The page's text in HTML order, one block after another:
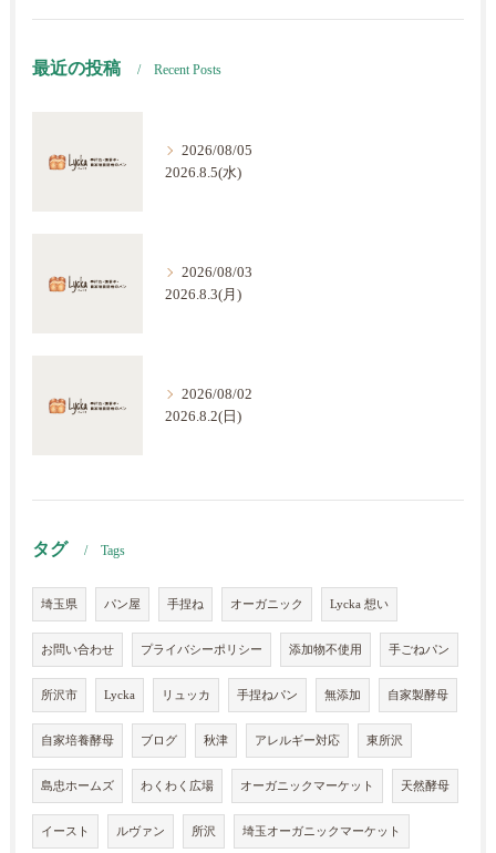
最近の投稿 Recent Posts
2026/08/05
2026.8.5(水)
2026/08/03
2026.8.3(月)
2026/08/02
2026.8.2(日)
タグ Tags
埼玉県 パン屋 手捏ね オーガニック Lycka 想い
お問い合わせ プライバシーポリシー 添加物不使用 手ごねパン
所沢市 Lycka リュッカ 手捏ねパン 無添加 自家製酵母
自家培養酵母 ブログ 秋津 アレルギー対応 東所沢
島忠ホームズ わくわく広場 オーガニックマーケット 天然酵母
イースト ルヴァン 所沢 埼玉オーガニックマーケット